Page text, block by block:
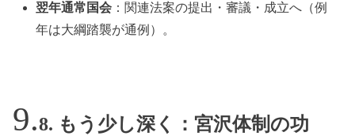
翌年通常国会 ：関連法案の提出・審議・成立へ（例
年は大綱踏襲が通例）。
8. もう少し深く：宮沢体制の功